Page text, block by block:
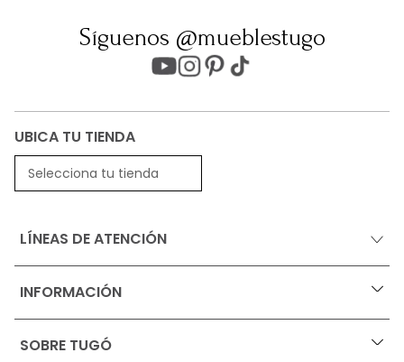
Síguenos @mueblestugo
UBICA TU TIENDA
Selecciona tu tienda
LÍNEAS DE ATENCIÓN
INFORMACIÓN +
Ofertas vigentes
SOBRE TUGÓ +